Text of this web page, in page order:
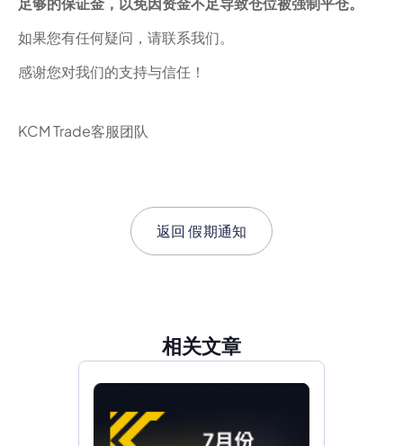
如果您有任何疑问，请联系我们。
感谢您对我们的支持与信任！
KCM Trade客服团队
返回假期通知
相关文章